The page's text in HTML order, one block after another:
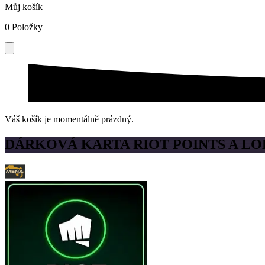
Můj košík
0 Položky
Váš košík je momentálně prázdný.
DÁRKOVÁ KARTA RIOT POINTS A